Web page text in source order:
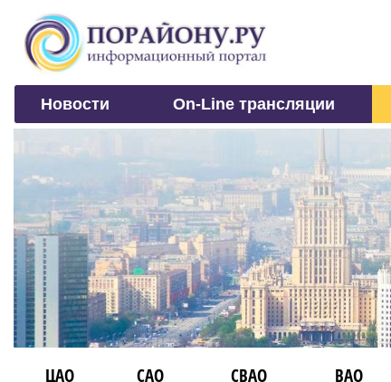
Новости On-Line трансляции
ЦАО САО СВАО ВАО